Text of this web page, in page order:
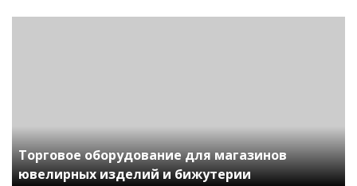
Торговое оборудование для магазинов
ювелирных изделий и бижутерии